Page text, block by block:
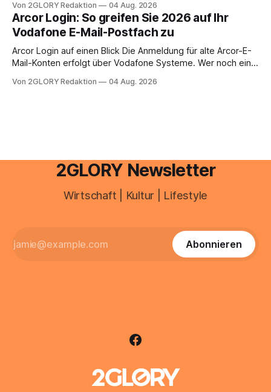
abwesenheiten und die gesamte kommunikation rund um
Ihr personal digital zu organisieren. In diesem Leitfaden
erfahren Sie alles, was Sie für einen reibungslosen Einstieg
brauchen, von der Registrierung
Von 2GLORY Redaktion 04 Aug. 2026
Arcor Login: So greifen Sie 2026 auf Ihr
Vodafone E-Mail-Postfach zu
Arcor Login auf einen Blick Die Anmeldung für alte Arcor-E-
Mail-Konten erfolgt über Vodafone Systeme. Wer noch eine
besitzt, loggt sich heute über das Vodafone E-Mail & Cloud
Von 2GLORY Redaktion 04 Aug. 2026
2GLORY Newsletter
Wirtschaft | Kultur | Lifestyle
Abonnieren